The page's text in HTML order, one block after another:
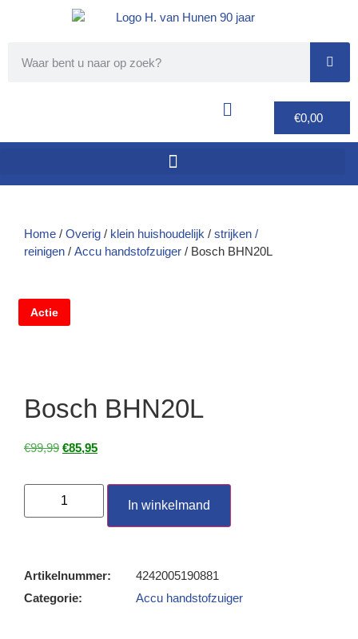
€0,00
Home / Overig / klein huishoudelijk / strijken /
reinigen / Accu handstofzuiger / Bosch BHN20L
Actie
Bosch BHN20L
€99,99 €85,95
In winkelmand
Artikelnummer:
4242005190881
Categorie:
Accu handstofzuiger